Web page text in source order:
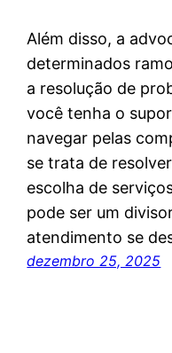
Além disso, a
determinados
a resolução de
você tenha o
navegar pelas
se trata de
escolha de
pode ser um
atendimento se
dezembro 25, 2025